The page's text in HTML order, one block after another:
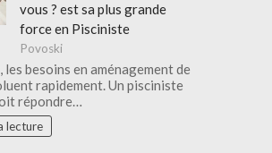
vous ? est sa plus grande
force en Pisciniste
Povoski
les besoins en aménagement de
rapidement. Un pisciniste
répondre…
lecture